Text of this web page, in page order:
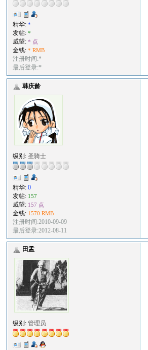
精华:*
发帖:*
威望:* 点
金钱:* RMB
注册时间:*
最后登录:*
韩庆龄
级别:圣骑士
精华:0
发帖: 157
威望: 157 点
金钱: 1570 RMB
注册时间:2010-09-09
最后登录:2012-08-11
田孟
级别:管理员